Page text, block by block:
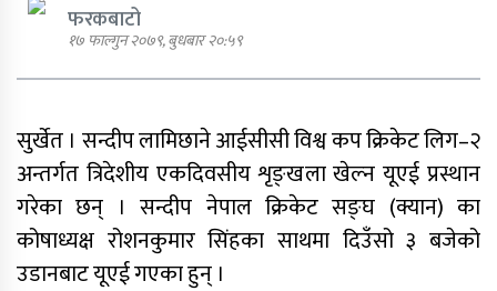
एमाले नेता प्रदिप पौडेल पक्राउ
पार्टी शुद्धीकरण र पुनर्गठनका लागि
एमालेले प्रदेशबाट सुझाव सङ्कलन थाल्यो
फरकबाटो
१७ फाल्गुन २०७९, बुधबार २०:५९
सुर्खेत । सन्दीप लामिछाने आईसीसी विश्व कप क्रिकेट लिग–२
अन्तर्गत त्रिदेशीय एकदिवसीय शृङ्खला खेल्न यूएई प्रस्थान
गरेका छन् । सन्दीप नेपाल क्रिकेट सङ्घ (क्यान) का
कोषाध्यक्ष रोशनकुमार सिंहका साथमा दिउँसो ३ बजेको
उडानबाट यूएई गएका हुन् ।